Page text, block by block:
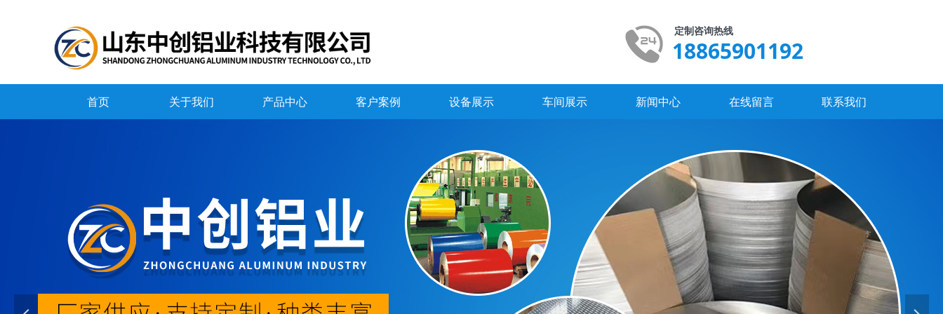
18865901192
定制咨询热线
首页 关于我们 产品中心 客户案例 设备展示 车间展示 新闻中心 在线留言 联系我们